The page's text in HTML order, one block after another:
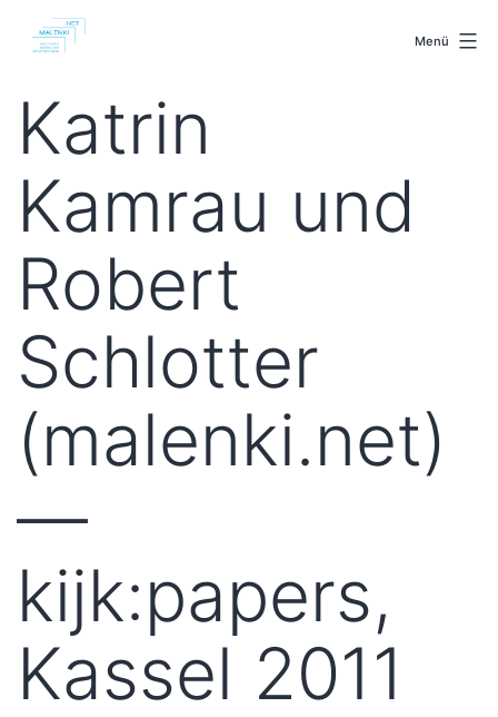
Inhalt
Menü
Katrin
Kamrau und
Robert
Schlotter
(malenki.net)
—
kijk:papers,
Kassel 2011